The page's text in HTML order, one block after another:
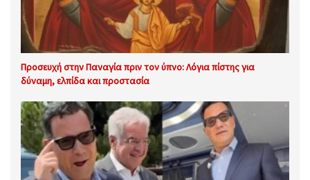
Προσευχή στην Παναγία πριν τον ύπνο: Λόγια πίστης για
δύναμη, ελπίδα και προστασία